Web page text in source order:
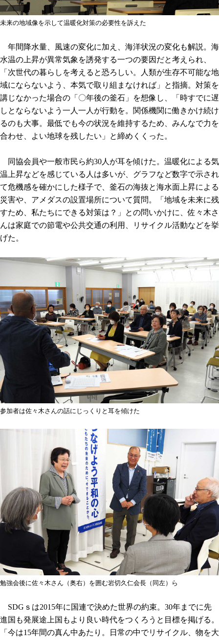
未来の地域像を示して温暖化対策の必要性を訴えた
年間降水量、風速の変化に加え、海洋状況の変化も解説。海
水温の上昇が異常気象を誘発する一つの要因だと考えられ、
「次世代の暮らしを考えると恐ろしい。人類が生存不可能な地
域にならないよう、本気で取り組まなければ」と指摘。対策を
講じなかった場合の「〇年後の釜石」を想像し、「時すでに遅
しとならないよう一人一人が行動を。関係機関に働きかけ続け
るのも大事。最低でも今の状況を維持するため、みんなで力を
合わせ、よい地球を残したい」と締めくくった。
同協会員や一般市民ら約30人が耳を傾けた。温暖化による気
温上昇などを感じている人は多いが、グラフなど数字で示され
て危機感を確かにした様子で、釜石の海抜と海水面上昇による
災害や、アメダスの設置場所について質問。「地域を未来に残
すため、私たちにできる対策は？」との問いかけに、佐々木さ
んは家庭での節電や公共交通の利用、リサイクル活動などを挙
げた。
参加者は佐々木さんの話にじっくりと耳を傾けた
勉強会後に佐々木さん（奥右）を囲む岩切久仁会長（同左）ら
SDGｓは2015年に国連で決めた世界の約束。30年までに先
進国も発展途上国もより良い時代をつくろうと目標を掲げる。
「今は15年間の真ん中あたり。日常の中でリサイクル、物を大